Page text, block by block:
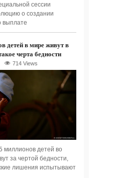
сессии
о создании
выплате
детей в мире живут в
черта бедности
714 Views
миллионов детей во
за чертой бедности,
лишения испытывают